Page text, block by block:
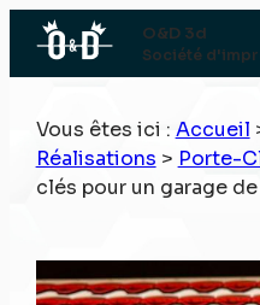
O&D 3d
Société
Vous êtes ici : Accueil
Réalisations > Porte-
clés pour un garage
Panneau de gestion des